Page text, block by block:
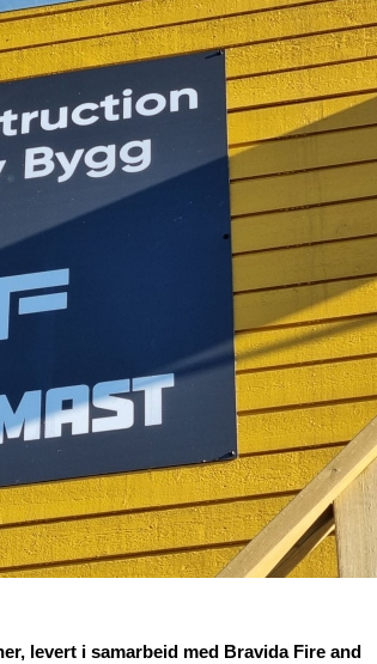
levert i samarbeid med Bravida Fire and